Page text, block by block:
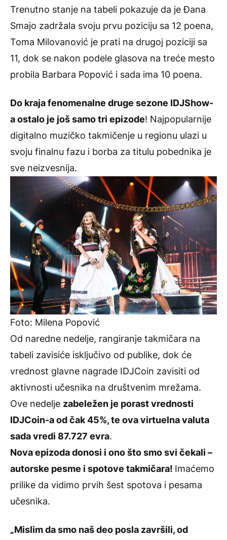
Trenutno stanje na tabeli pokazuje da je Đana
Smajo zadržala svoju prvu poziciju sa 12 poena,
Toma Milovanović je prati na drugoj poziciji sa
11, dok se nakon podele glasova na treće mesto
probila Barbara Popović i sada ima 10 poena.
Do kraja fenomenalne druge sezone IDJShow-
a ostalo je još samo tri epizode! Najpopularnije
digitalno muzičko takmičenje u regionu ulazi u
svoju finalnu fazu i borba za titulu pobednika je
sve neizvesnija.
Foto: Milena Popović
Od naredne nedelje, rangiranje takmičara na
tabeli zavisiće isključivo od publike, dok će
vrednost glavne nagrade IDJCoin zavisiti od
aktivnosti učesnika na društvenim mrežama.
Ove nedelje zabeležen je porast vrednosti
IDJCoin-a od čak 45%, te ova virtuelna valuta
sada vredi 87.727 evra.
Nova epizoda donosi i ono što smo svi čekali –
autorske pesme i spotove takmičara! Imaćemo
prilike da vidimo prvih šest spotova i pesama
učesnika.
„Mislim da smo naš deo posla završili, od